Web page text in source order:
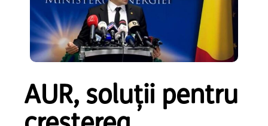
AUR, soluții pentru